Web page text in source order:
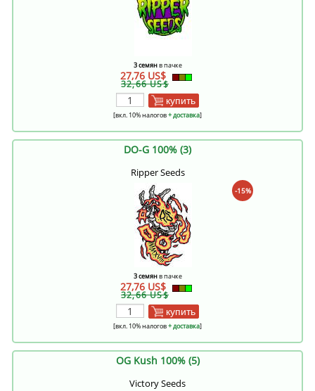
3 семянв пачке
27,76 US$
32,66 US$
купить
[вкл. 10% налогов+ доставка]
DO-G 100% (3)
Ripper Seeds
-15%
3 семянв пачке
27,76 US$
32,66 US$
купить
[вкл. 10% налогов+ доставка]
OG Kush 100% (5)
Victory Seeds